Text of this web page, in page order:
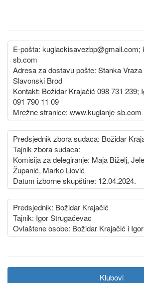
E-pošta: kuglackisavezbp@gmail.com;
sb.com
Adresa za dostavu pošte: Stanka Vraza
Slavonski Brod
Kontakt: Božidar Krajačić 098 731 239;
091 790 11 09
Mrežne stranice: www.kuglanje-sb.com
Predsjednik zbora sudaca: Božidar
Tajnik zbora sudaca:
Komisija za delegiranje: Maja Biželj,
Županić, Marko Liović
Datum izborne skupštine: 12.04.2024.
Predsjednik: Božidar Krajačić
Tajnik: Igor Strugačevac
Ovlaštene osobe: Božidar Krajačić i
Klubovi